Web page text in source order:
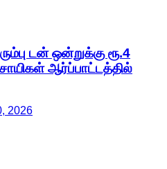
டன் ஒன்றுக்கு ரூ.4
ஆர்ப்பாட்டத்தில்
2026